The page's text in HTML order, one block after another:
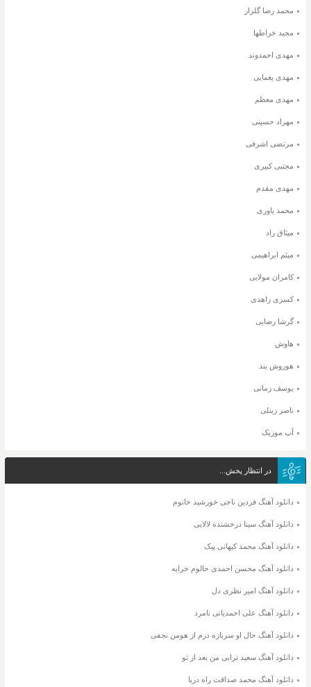
محمد رضا گلزار
مجید خراطها
مهدی احمدوند
مهدی یغمایی
مهدی معظم
مهراد حسینی
مرتضی اشرفی
مجتبی کبیری
مهدی مقدم
محمد یاوری
میثاق راد
میثم ابراهیمی
کامران مولایی
کسری زاهدی
گرشا رضایی
هاوش
هوروش بند
یوسف زمانی
ناصر زینلی
آپ موزیک
در انتظار پخش...
دانلود آهنگ فردین ناجی خورشید خانوم
دانلود آهنگ سینا درخشنده لالایی
دانلود آهنگ محمد کیهانی پیک
دانلود آهنگ محسن احمدی حالوم خرابه
دانلود آهنگ امیر نظری دل
دانلود آهنگ علی احمدیانی نامرد
دانلود آهنگ حال او سربازه درم از هومن نجفی
دانلود آهنگ سعید ترابی من بعد از تو
دانلود آهنگ محمد صداقت راه دریا